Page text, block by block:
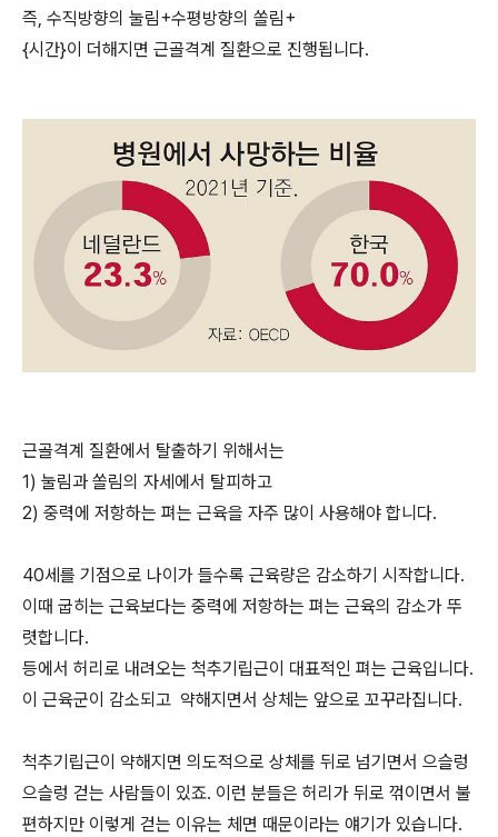
즉, 수직방향의 눌림+수평방향의 쏠림+
{시간}이 더해지면 근골격계 질환으로 진행됩니다.
근골격계 질환에서 탈출하기 위해서는
1) 눌림과 쏠림의 자세에서 탈피하고
2) 중력에 저항하는 펴는 근육을 자주 많이 사용해야 합니다.
40세를 기점으로 나이가 들수록 근육량은 감소하기 시작합니다.
이때 굽히는 근육보다는 중력에 저항하는 펴는 근육의 감소가 뚜
렷합니다.
등에서 허리로 내려오는 척추기립근이 대표적인 펴는 근육입니다.
이 근육군이 감소되고 약해지면서 상체는 앞으로 꼬꾸라집니다.
척추기립근이 약해지면 의도적으로 상체를 뒤로 넘기면서 으슬렁
으슬렁 걷는 사람들이 있죠. 이런 분들은 허리가 뒤로 꺾이면서 불
편하지만 이렇게 걷는 이유는 체면 때문이라는 얘기가 있습니다.